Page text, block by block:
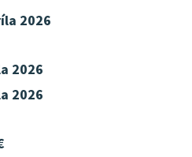
2026
2026
2026